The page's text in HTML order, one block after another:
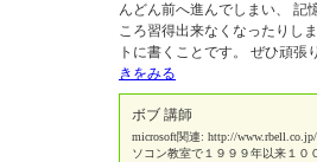
んどん前へ進んでしまい、 記
ころ習得出来なくなったりし
トに書くことです。 ぜひ頑張
きをみる
ボブ 講師
microsoft関連: http://
ソコン教室で１９９９年以来１０